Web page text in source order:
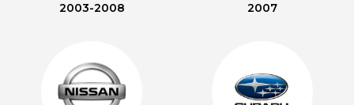
2003-2008
2007